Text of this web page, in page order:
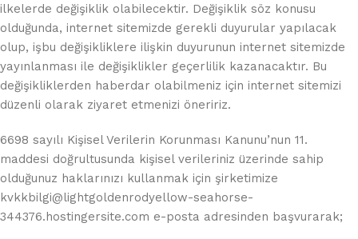
ilkelerde değişiklik olabilecektir. Değişiklik söz konusu
olduğunda, internet sitemizde gerekli duyurular yapılacak
olup, işbu değişikliklere ilişkin duyurunun internet sitemizde
yayınlanması ile değişiklikler geçerlilik kazanacaktır. Bu
değişikliklerden haberdar olabilmeniz için internet sitemizi
düzenli olarak ziyaret etmenizi öneririz.
6698 sayılı Kişisel Verilerin Korunması Kanunu’nun 11.
maddesi doğrultusunda kişisel verileriniz üzerinde sahip
olduğunuz haklarınızı kullanmak için şirketimize
kvkkbilgi@lightgoldenrodyellow-seahorse-
344376.hostingersite.com e-posta adresinden başvurarak;